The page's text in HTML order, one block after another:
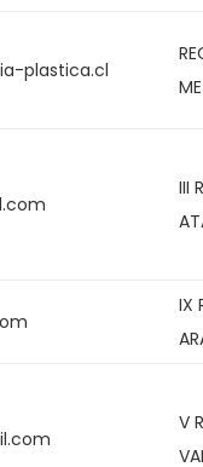
plastica.cl
III
IX
V